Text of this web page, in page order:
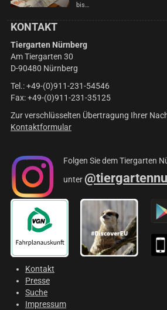
bis…
KONTAKT
Tiergarten Nürnberg
Am Tiergarten 30
D-90480 Nürnberg
Tel.: +49-(0)911-231-54546
Fax: +49-(0)911-231-35125
Zur verschlüsselten Übertragung Ihrer
Kontaktformular
Folgen Sie dem Tiergarten
unter
Kontakt
Presse
Suche
Impressum